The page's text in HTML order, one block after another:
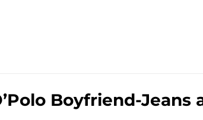
Boyfriend-Jeans